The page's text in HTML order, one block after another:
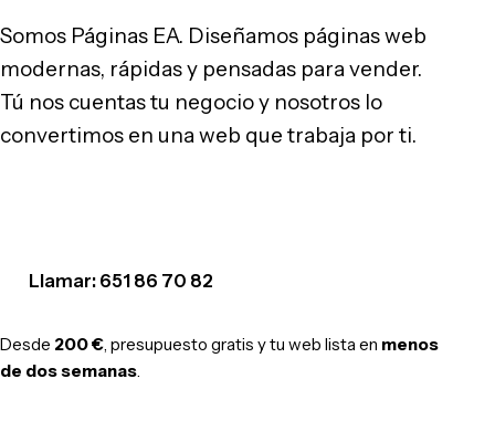
Somos Páginas EA. Diseñamos páginas web
modernas, rápidas y pensadas para vender.
Tú nos cuentas tu negocio y nosotros lo
convertimos en una web que trabaja por ti.
Llamar: 651 86 70 82
Desde 200 €, presupuesto gratis y tu web lista en menos
de dos semanas.